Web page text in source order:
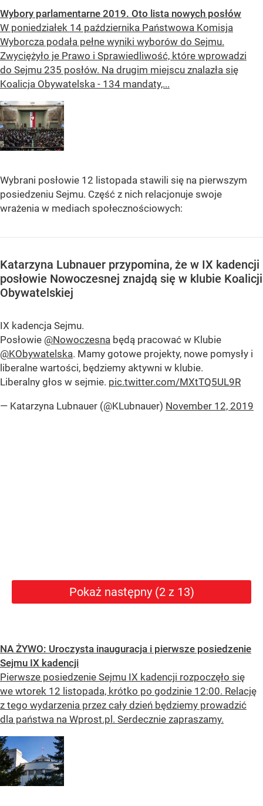
Wybory parlamentarne 2019. Oto lista nowych posłów
W poniedziałek 14 października Państwowa Komisja
Wyborcza podała pełne wyniki wyborów do Sejmu.
Zwyciężyło je Prawo i Sprawiedliwość, które wprowadzi
do Sejmu 235 posłów. Na drugim miejscu znalazła się
Koalicja Obywatelska - 134 mandaty,...
Wybrani posłowie 12 listopada stawili się na pierwszym
posiedzeniu Sejmu. Część z nich relacjonuje swoje
wrażenia w mediach społecznościowych:
Katarzyna Lubnauer przypomina, że w IX kadencji
posłowie Nowoczesnej znajdą się w klubie Koalicji
Obywatelskiej
IX kadencja Sejmu.
Posłowie @Nowoczesna będą pracować w Klubie
@KObywatelska. Mamy gotowe projekty, nowe pomysły i
liberalne wartości, będziemy aktywni w klubie.
Liberalny głos w sejmie. pic.twitter.com/MXtTQ5UL9R
— Katarzyna Lubnauer (@KLubnauer) November 12, 2019
Pokaż następny (2 z 13)
NA ŻYWO: Uroczysta inauguracja i pierwsze posiedzenie
Sejmu IX kadencji
Pierwsze posiedzenie Sejmu IX kadencji rozpoczęło się
we wtorek 12 listopada, krótko po godzinie 12:00. Relację
z tego wydarzenia przez cały dzień będziemy prowadzić
dla państwa na Wprost.pl. Serdecznie zapraszamy.